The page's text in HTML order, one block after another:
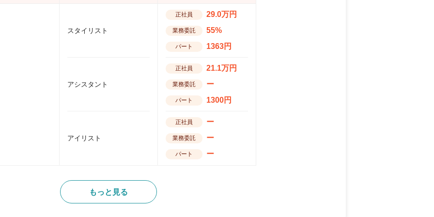
スタイリスト
正社員 29.0万円
業務委託 55%
パート 1363円
アシスタント
正社員 21.1万円
業務委託 ー
パート 1300円
アイリスト
正社員 ー
業務委託 ー
パート ー
もっと見る